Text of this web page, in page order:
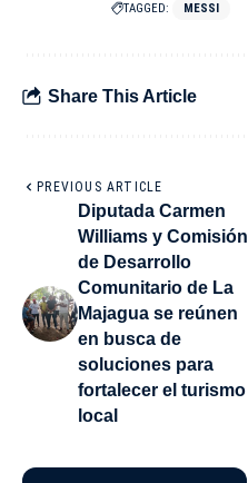
TAGGED: MESSI
Share This Article
PREVIOUS ARTICLE
Diputada Carmen
Williams y Comisión
de Desarrollo
Comunitario de La
Majagua se reúnen
en busca de
soluciones para
fortalecer el turismo
local